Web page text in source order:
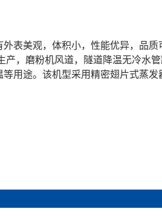
表美观，体积小，性能优异，品
产，磨粉机风道，隧道降温无冷水
用途。该机型采用精密翅片式蒸